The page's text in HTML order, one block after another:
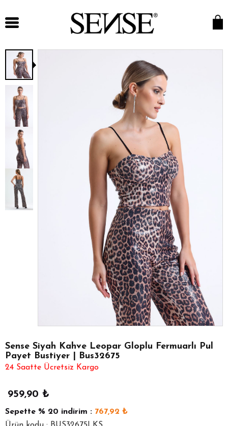
Sense Siyah Kahve Leopar Gloplu Fermuarlı Pul
Payet Bustiyer | Bus32675
24 Saatte Ücretsiz Kargo
959,90 ₺
Sepette % 20 indirim : 767,92 ₺